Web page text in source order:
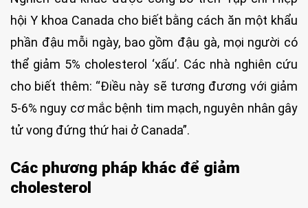
hội Y khoa Canada cho biết bằng cách ăn một khẩu
phần đậu mỗi ngày, bao gồm đậu gà, mọi người có
thể giảm 5% cholesterol ‘xấu’. Các nhà nghiên cứu
cho biết thêm: “Điều này sẽ tương đương với giảm
5-6% nguy cơ mắc bệnh tim mạch, nguyên nhân gây
tử vong đứng thứ hai ở Canada”.
Các phương pháp khác để giảm
cholesterol